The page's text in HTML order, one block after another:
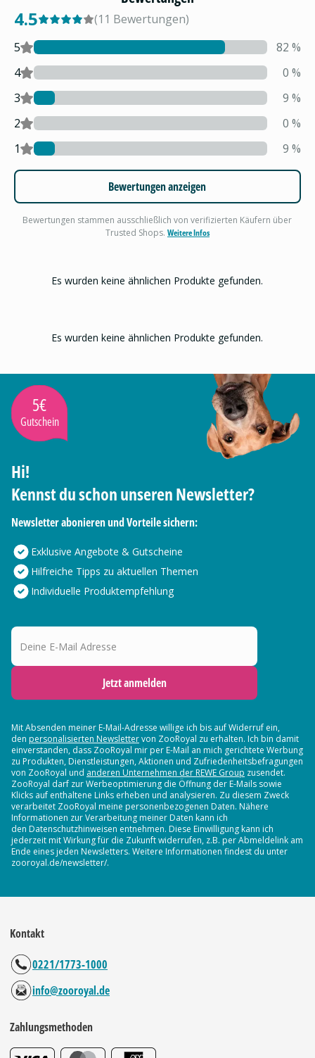
4.5 (11 Bewertungen)
5
82 %
4
0 %
3
9 %
2
0 %
1
9 %
Bewertungen anzeigen
Bewertungen stammen ausschließlich von verifizierten Käufern über
Trusted Shops. Weitere Infos
Es wurden keine ähnlichen Produkte gefunden.
Es wurden keine ähnlichen Produkte gefunden.
5€
Gutschein
Hi!
Kennst du schon unseren Newsletter?
Newsletter abonieren und Vorteile sichern:
Exklusive Angebote & Gutscheine
Hilfreiche Tipps zu aktuellen Themen
Individuelle Produktempfehlung
Deine E-Mail Adresse
Jetzt anmelden
Mit Absenden meiner E-Mail-Adresse willige ich bis auf Widerruf ein,
den personalisierten Newslettervon ZooRoyal zu erhalten. Ich bin damit
einverstanden, dass ZooRoyal mir per E-Mail an mich gerichtete Werbung
zu Produkten, Dienstleistungen, Aktionen und Zufriedenheitsbefragungen
von ZooRoyal und anderen Unternehmen der REWE Group zusendet.
ZooRoyal darf zur Werbeoptimierung die Öffnung der E-Mails sowie
Klicks auf enthaltene Links erheben und analysieren. Zu diesem Zweck
verarbeitet ZooRoyal meine personenbezogenen Daten. Nähere
Informationen zur Verarbeitung meiner Daten kann ich
den Datenschutzhinweisen entnehmen. Diese Einwilligung kann ich
jederzeit mit Wirkung für die Zukunft widerrufen, z.B. per Abmeldelink am
Ende eines jeden Newsletters. Weitere Informationen findest du unter
zooroyal.de/newsletter/.
Kontakt
0221/1773-1000
info@zooroyal.de
Zahlungsmethoden